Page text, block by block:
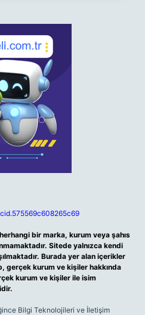
bir marka, kurum veya şahıs
Sitede yalnızca kendi
Burada yer alan içerikler
gerçek kurum ve kişiler hakkında
kurum ve kişiler ile isim
Bilgi Teknolojileri ve İletişim